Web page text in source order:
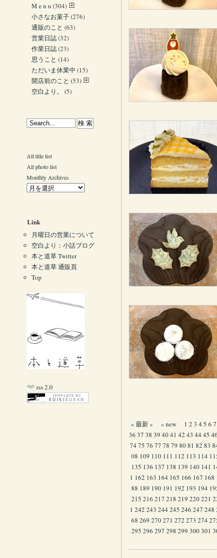
« 最新 » « new 1 2 3 4 5 6 7
36 37 38 39 4041 42 43 44 45
74 75 76 77 78 79 8081 82 83
08 109 110 111 112 113 114
135 136 137 138 139 140 141
1 162 163 164 165 166 167 168
88 189 190 191 192 193 194
215 216 217 218 219 220221
1 242 243 244 245 246 247 248
68 269 270271 272 273 274
295 296 297 298 299 300301
M e n u (304)
小さなお菓子(276)
通販のこと (63)
営業日誌(32)
作業日誌(23)
思うこと (14)
ただいま休業中 (15)
開店前のこと (53)
空白より。
(5)
All title list
All photo list
Monthly Archives
Link
月曜日の営業について
空白より：小話ブログ
本と道草 Twitter
本と道草 通販頁
Top
rss 2.0